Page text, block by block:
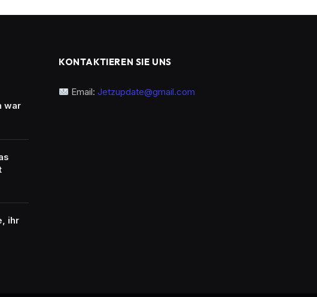
war
ihr
KONTAKTIEREN SIE UNS
Email:Jetzupdate@gmail.com